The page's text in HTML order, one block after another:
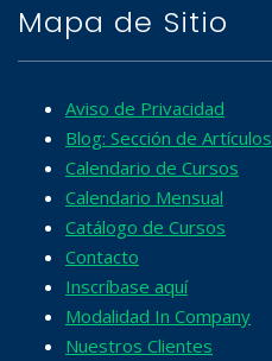
Mapa de Sitio
Aviso de Privacidad
Blog: Sección de Artículos
Calendario de Cursos
Calendario Mensual
Catálogo de Cursos
Contacto
Inscríbase aquí
Modalidad In Company
Nuestros Clientes